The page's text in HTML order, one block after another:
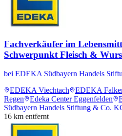
Fachverkäufer im
Schwerpunkt Fleisch &
bei EDEKA Südbayern Handels
EDEKA Viechtach
EDEKA
Regen
Edeka Center Eggenfelden
Südbayern Handels Stiftung & Co.
16 km entfernt